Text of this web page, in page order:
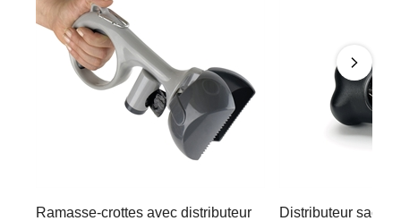
Ramasse-crottes avec distributeur
Distributeur sac